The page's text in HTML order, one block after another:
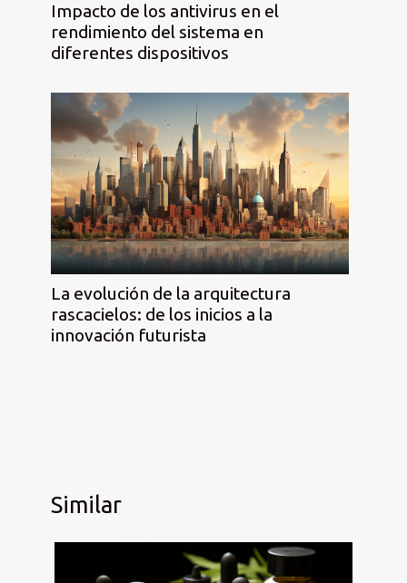
Impacto de los antivirus en el
rendimiento del sistema en
diferentes dispositivos
La evolución de la arquitectura
rascacielos: de los inicios a la
innovación futurista
Similar